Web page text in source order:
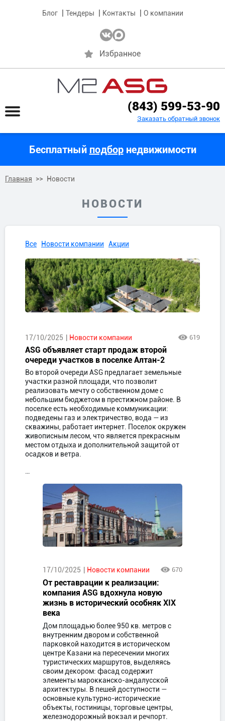
Блог Тендеры Контакты О компании
Избранное
(843) 599-53-90
Заказать обратный звонок
Бесплатный подборнедвижимости
Главная Новости
НОВОСТИ
Все Новости компании Акции
17/10/2025 Новости компании 619
ASG объявляет старт продаж второй
очереди участков в поселке Алтан-2
Во второй очереди ASG предлагает земельные
участки разной площади, что позволит
реализовать мечту о собственном доме с
небольшим бюджетом в престижном районе. В
поселке есть необходимые коммуникации:
подведены газ и электричество, вода — из
скважины, работает интернет. Поселок окружен
живописным лесом, что является прекрасным
местом отдыха и дополнительной защитой от
осадков и ветра.
…
17/10/2025 Новости компании 670
От реставрации к реализации:
компания ASG вдохнула новую
жизнь в исторический особняк XIX
века
Дом площадью более 950 кв. метров с
внутренним двором и собственной
парковкой находится в историческом
центре Казани на пересечении многих
туристических маршрутов, выделяясь
своим декором: фасад содержит
элементы марокканско-андалусской
архитектуры. В пешей доступности —
основные культурно-исторические
объекты, гостиницы, торговые центры,
железнодорожный вокзал и речпорт.